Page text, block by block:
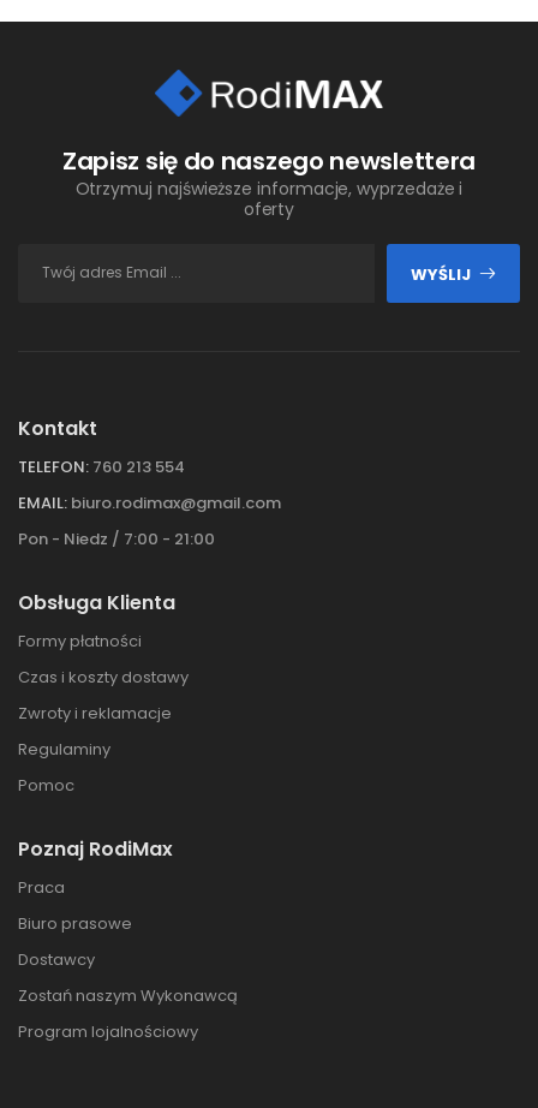
Zapisz się do naszego newslettera
Otrzymuj najświeższe informacje, wyprzedaże i
oferty
WYŚLIJ
Kontakt
TELEFON: 760 213 554
EMAIL: biuro.rodimax@gmail.com
Pon - Niedz / 7:00 - 21:00
Obsługa Klienta
Formy płatności
Czas i koszty dostawy
Zwroty i reklamacje
Regulaminy
Pomoc
Poznaj RodiMax
Praca
Biuro prasowe
Dostawcy
Zostań naszym Wykonawcą
Program lojalnościowy